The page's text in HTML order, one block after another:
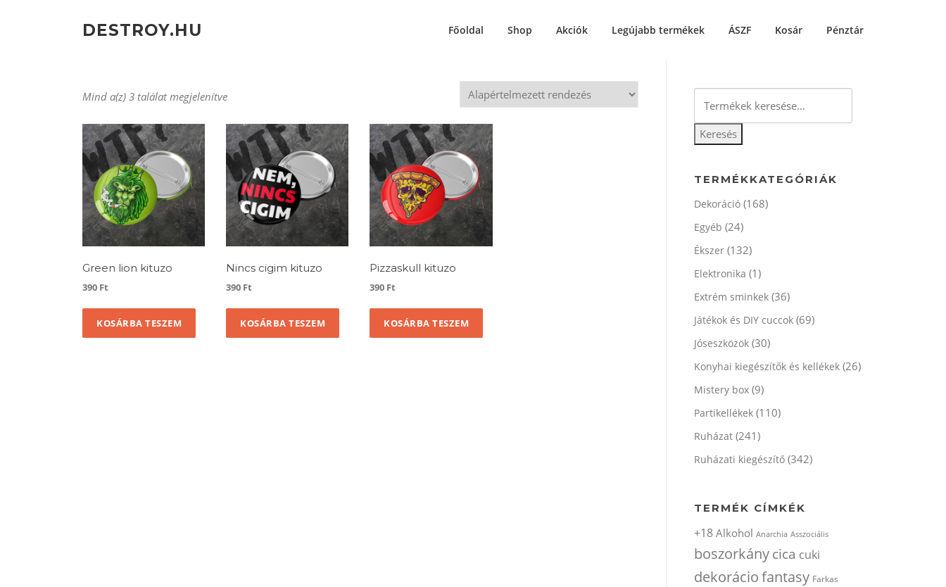
DESTROY.HU Főoldal Shop Akciók Legújabb termékek ÁSZF Kosár Pénztár
Mind a(z) 3 találat megjelenítve
Green lion kituzo
390 Ft
KOSÁRBA TESZEM
Nincs cigim kituzo
390 Ft
KOSÁRBA TESZEM
Pizzaskull kituzo
390 Ft
KOSÁRBA TESZEM
következőre:
Keresés
TERMÉKKATEGÓRIÁK
Dekoráció (168)
Egyéb (24)
Ékszer (132)
Elektronika (1)
Extrém sminkek (36)
Játékok és DIY cuccok (69)
Jóseszközök (30)
Konyhai kiegészítők és kellékek (26)
Mistery box (9)
Partikellékek (110)
Ruházat (241)
Ruházati kiegészítő (342)
TERMÉK CÍMKÉK
+18 Alkohol Anarchia Asszociális
boszorkánycica cuki
dekoráciofantasy Farkas